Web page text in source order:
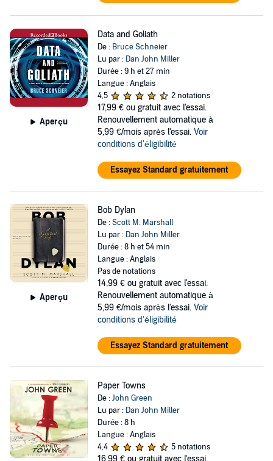
Aperçu
Data and Goliath
De : Bruce Schneier
Lu par : Dan John Miller
Durée : 9 h et 27 min
Langue : Anglais
4,5
2 notations
17,99 € ou gratuit avec l'essai.
Renouvellement automatique à
5,99 €/mois après l'essai. Voir
conditions d'éligibilité
Essayez Standard gratuitement
Aperçu
Bob Dylan
De :Scott M. Marshall
Lu par : Dan John Miller
Durée : 8 h et 54 min
Langue : Anglais
Pas de notations
14,99 € ou gratuit avec l'essai.
Renouvellement automatique à
5,99 €/mois après l'essai. Voir
conditions d'éligibilité
Essayez Standard gratuitement
Paper Towns
De :John Green
Lu par : Dan John Miller
Durée : 8 h
Langue : Anglais
4,4
5 notations
16,99 € ou gratuit avec l'essai.